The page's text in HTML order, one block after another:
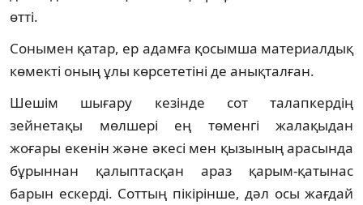
өтті.
Сонымен қатар, ер адамға қосымша материалдық
көмекті оның ұлы көрсететіні де анықталған.
Шешім шығару кезінде сот талапкердің
зейнетақы мөлшері ең төменгі жалақыдан
жоғары екенін және әкесі мен қызының арасында
бұрыннан қалыптасқан араз қарым-қатынас
барын ескерді. Соттың пікірінше, дәл осы жағдай